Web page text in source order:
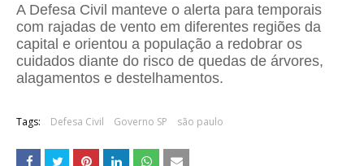
A Defesa Civil manteve o alerta para temporais
com rajadas de vento em diferentes regiões da
capital e orientou a população a redobrar os
cuidados diante do risco de quedas de árvores,
alagamentos e destelhamentos.
Tags: Defesa Civil Governo SP são paulo